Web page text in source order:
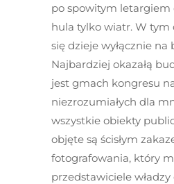
po spowitym
hula tylko wiatr. W tym
się dzieje wyłącznie na
Najbardziej okazałą
jest gmach kongresu
niezrozumiałych dla
wszystkie obiekty
objęte są ścisłym
fotografowania, który
przedstawiciele